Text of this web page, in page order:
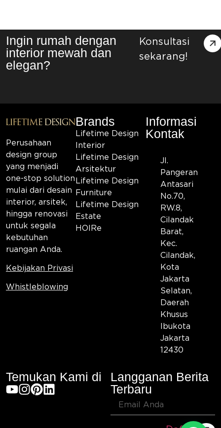
Ingin rumah dengan
interior mewah dan
elegan?
Konsultasi
sekarang!
Perusahaan
design group
yang menjadi
one-stop solution
mulai dari desain
interior, arsitek,
hingga renovasi
untuk segala
kebutuhan
ruangan Anda.
Kebijakan Privasi
Whistleblowing
Brands
Lifetime Design
Interior
Lifetime Design
Arsitektur
Lifetime Design
Furniture
Lifetime Design
Estate
HOIRe
Informasi
Kontak
Jl.
Pangeran
Antasari
No.70,
RW.8,
Cilandak
Barat,
Kec.
Cilandak,
Kota
Jakarta
Selatan,
Daerah
Khusus
Ibukota
Jakarta
12430
Temukan Kami di
Langganan Berita
Terbaru